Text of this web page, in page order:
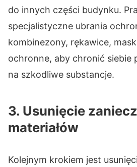
do innych części budynku.
specjalistyczne ubrania
kombinezony, rękawice,
ochronne, aby chronić siebie
na szkodliwe substancje.
3. Usunięcie
materiałów
Kolejnym krokiem jest